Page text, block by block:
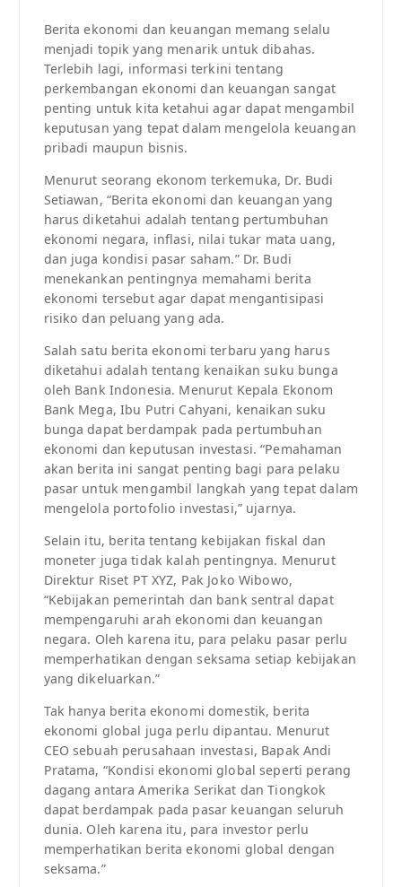
Berita ekonomi dan keuangan memang selalu
menjadi topik yang menarik untuk dibahas.
Terlebih lagi, informasi terkini tentang
perkembangan ekonomi dan keuangan sangat
penting untuk kita ketahui agar dapat mengambil
keputusan yang tepat dalam mengelola keuangan
pribadi maupun bisnis.
Menurut seorang ekonom terkemuka, Dr. Budi
Setiawan, “Berita ekonomi dan keuangan yang
harus diketahui adalah tentang pertumbuhan
ekonomi negara, inflasi, nilai tukar mata uang,
dan juga kondisi pasar saham.” Dr. Budi
menekankan pentingnya memahami berita
ekonomi tersebut agar dapat mengantisipasi
risiko dan peluang yang ada.
Salah satu berita ekonomi terbaru yang harus
diketahui adalah tentang kenaikan suku bunga
oleh Bank Indonesia. Menurut Kepala Ekonom
Bank Mega, Ibu Putri Cahyani, kenaikan suku
bunga dapat berdampak pada pertumbuhan
ekonomi dan keputusan investasi. “Pemahaman
akan berita ini sangat penting bagi para pelaku
pasar untuk mengambil langkah yang tepat dalam
mengelola portofolio investasi,” ujarnya.
Selain itu, berita tentang kebijakan fiskal dan
moneter juga tidak kalah pentingnya. Menurut
Direktur Riset PT XYZ, Pak Joko Wibowo,
“Kebijakan pemerintah dan bank sentral dapat
mempengaruhi arah ekonomi dan keuangan
negara. Oleh karena itu, para pelaku pasar perlu
memperhatikan dengan seksama setiap kebijakan
yang dikeluarkan.”
Tak hanya berita ekonomi domestik, berita
ekonomi global juga perlu dipantau. Menurut
CEO sebuah perusahaan investasi, Bapak Andi
Pratama, “Kondisi ekonomi global seperti perang
dagang antara Amerika Serikat dan Tiongkok
dapat berdampak pada pasar keuangan seluruh
dunia. Oleh karena itu, para investor perlu
memperhatikan berita ekonomi global dengan
seksama.”